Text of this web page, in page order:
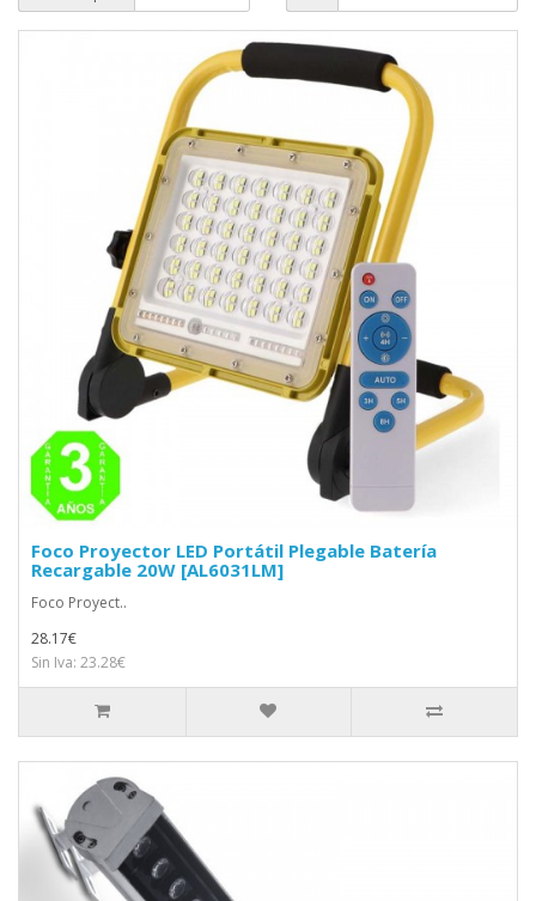
Foco Proyector LED Portátil Plegable Batería
Recargable 20W [AL6031LM]
Foco Proyect..
28.17€
Sin Iva: 23.28€